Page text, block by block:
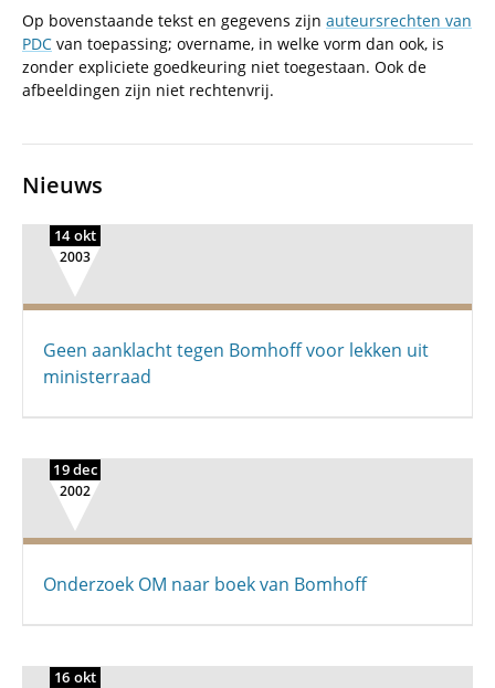
Op bovenstaande tekst en gegevens zijn auteursrechten van
PDC van toepassing; overname, in welke vorm dan ook, is
zonder expliciete goedkeuring niet toegestaan. Ook de
afbeeldingen zijn niet rechtenvrij.
Nieuws
14 okt
2003
Geen aanklacht tegen Bomhoff voor lekken uit
ministerraad
19 dec
2002
Onderzoek OM naar boek van Bomhoff
16 okt